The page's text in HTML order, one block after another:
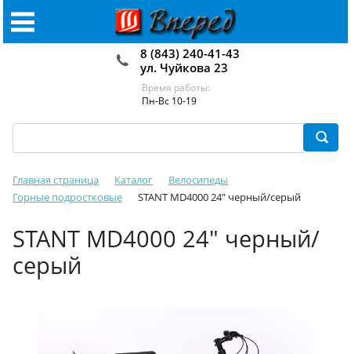
8 (843) 240-41-43
ул. Чуйкова 23
Время работы:
Пн-Вс 10-19
Главная страница Каталог
Велосипеды
Горные подростковые
STANT MD4000 24" черный/серый
STANT MD4000 24" черный/
серый